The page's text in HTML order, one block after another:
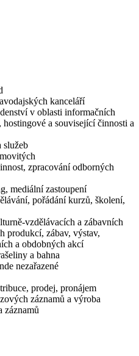
kanceláří
v oblasti informačních
a související činnosti a
služeb
zpracování odborných
mediální zastoupení
pořádání kurzů, školení,
vzdělávacích a zábavních
produkcí, zábav, výstav,
a obdobných akcí
a bahna
nezařazené
prodej, pronájem
záznamů a výroba
záznamů